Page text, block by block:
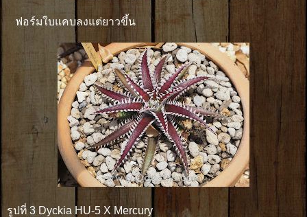
ฟอร์มใบแคบลงแต่ยาวขึ้น
รูปที่ 3 Dyckia HU-5 X Mercury